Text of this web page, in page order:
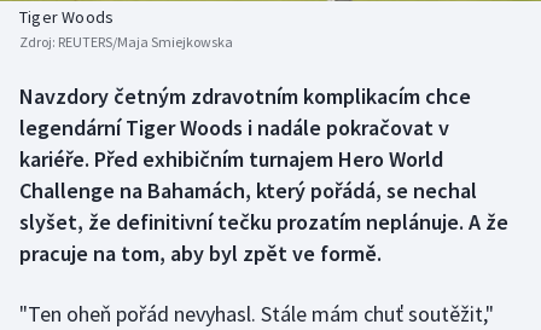
Biatlon
Box
Curling
Dostihy
Florbal
Aplikace ČT sport
Tiger Woods
Zdroj: REUTERS/Maja Smiejkowska
Navzdory četným zdravotním komplikacím chce
legendární Tiger Woods i nadále pokračovat v
kariéře. Před exhibičním turnajem Hero World
Challenge na Bahamách, který pořádá, se nechal
slyšet, že definitivní tečku prozatím neplánuje. A že
pracuje na tom, aby byl zpět ve formě.
"Ten oheň pořád nevyhasl. Stále mám chuť soutěžit,"